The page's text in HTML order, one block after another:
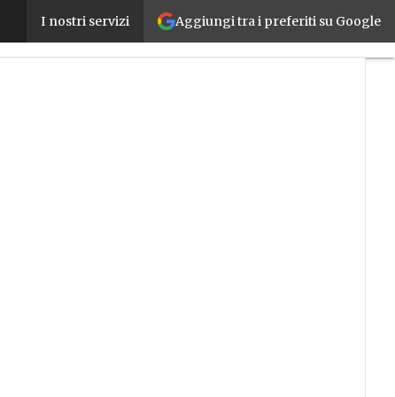
Aggiungi tra i preferiti su Google
I nostri servizi
Nasce OnRobot, una nuova realtà al servizio di